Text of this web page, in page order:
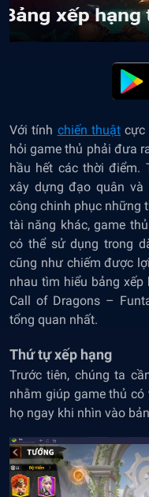
Với tính chiến thuậtcực
hỏi game thủ phải đưa
hầu hết các thời điểm.
xây dựng đạo quân
công chinh phục những
tài năng khác, game
có thể sử dụng trong
cũng như chiếm được
nhau tìm hiểu bảng
Call of Dragons –
tổng quan nhất.
Thứ tự xếp hạng
Trước tiên, chúng ta
nhằm giúp game thủ
họ ngay khi nhìn vào